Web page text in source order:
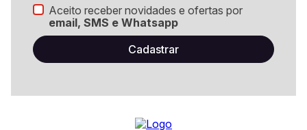
Aceito receber novidades e ofertas por
email, SMS e Whatsapp